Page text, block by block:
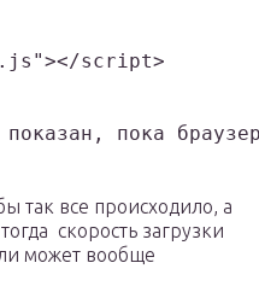
script>
пока
так все происходило, а
скорость загрузки
может вообще